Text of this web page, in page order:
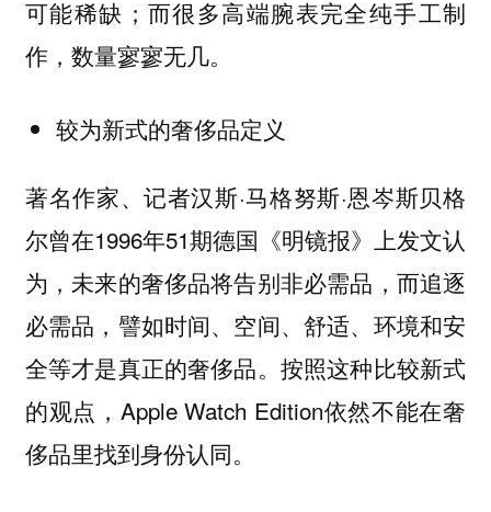
可能稀缺；而很多高端腕表完全纯手工制
作，数量寥寥无几。
较为新式的奢侈品定义
著名作家、记者汉斯·马格努斯·恩岑斯贝格
尔曾在1996年51期德国《明镜报》上发文认
为，未来的奢侈品将告别非必需品，而追逐
必需品，譬如时间、空间、舒适、环境和安
全等才是真正的奢侈品。按照这种比较新式
的观点，Apple Watch Edition依然不能在奢
侈品里找到身份认同。